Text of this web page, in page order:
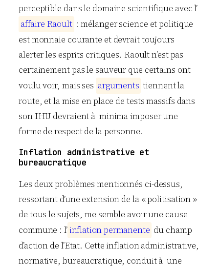
perceptible dans le domaine scientifique avec l’
affaire Raoult : mélanger science et politique
est monnaie courante et devrait toujours
alerter les esprits critiques. Raoult n’est pas
certainement pas le sauveur que certains ont
voulu voir, mais ses arguments tiennent la
route, et la mise en place de tests massifs dans
son IHU devraient à minima imposer une
forme de respect de la personne.
Inflation administrative et
bureaucratique
Les deux problèmes mentionnés ci-dessus,
ressortant d’une extension de la « politisation »
de tous le sujets, me semble avoir une cause
commune : l’ inflationpermanente du champ
d’action de l’Etat. Cette inflation administrative,
normative, bureaucratique, conduit à une